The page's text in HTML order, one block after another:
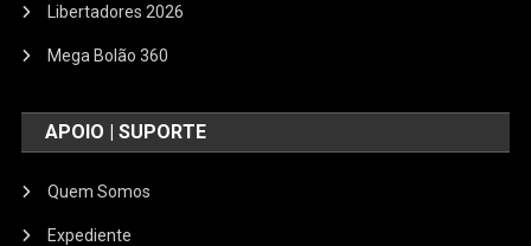
Libertadores 2026
Mega Bolão 360
APOIO | SUPORTE
Quem Somos
Expediente